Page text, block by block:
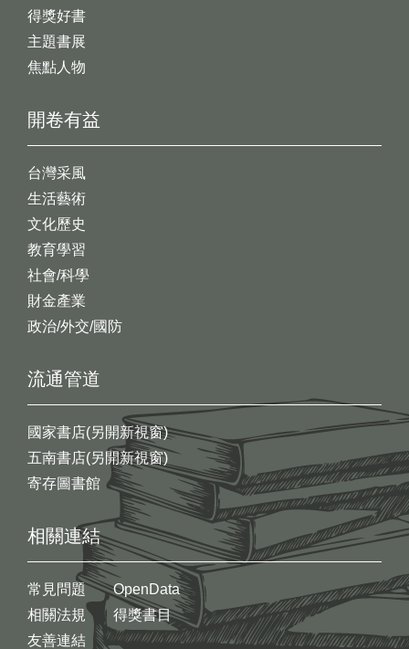
開卷有益
台灣采風
生活藝術
文化歷史
教育學習
社會/科學
財金產業
政治/外交/國防
得獎好書
主題書展
焦點人物
流通管道
國家書店(另開新視窗)
五南書店(另開新視窗)
寄存圖書館
相關連結
常見問題
相關法規
友善連結
OpenData
得獎書目